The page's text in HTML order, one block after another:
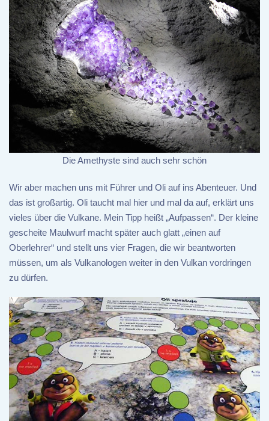
Die Amethyste sind auch sehr schön
Wir aber machen uns mit Führer und Oli auf ins Abenteuer. Und
das ist großartig. Oli taucht mal hier und mal da auf, erklärt uns
vieles über die Vulkane. Mein Tipp heißt „Aufpassen“. Der kleine
gescheite Maulwurf macht später auch glatt „einen auf
Oberlehrer“ und stellt uns vier Fragen, die wir beantworten
müssen, um als Vulkanologen weiter in den Vulkan vordringen
zu dürfen.